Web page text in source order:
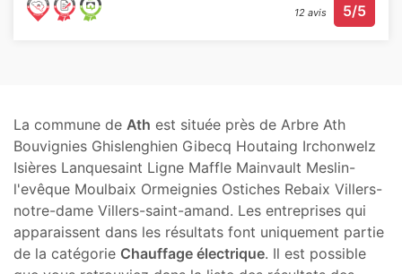
12 avis 5/5
La commune de Ath est située près de Arbre Ath
Bouvignies Ghislenghien Gibecq Houtaing Irchonwelz
Isières Lanquesaint Ligne Maffle Mainvault Meslin-
l'evêque Moulbaix Ormeignies Ostiches Rebaix Villers-
notre-dame Villers-saint-amand. Les entreprises qui
apparaissent dans les résultats font uniquement partie
de la catégorie Chauffage électrique. Il est possible